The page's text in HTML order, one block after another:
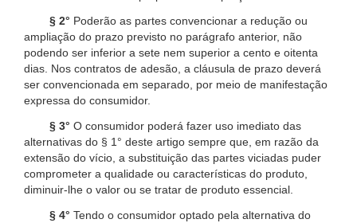
§ 2° Poderão as partes convencionar a redução ou
ampliação do prazo previsto no parágrafo anterior, não
podendo ser inferior a sete nem superior a cento e oitenta
dias. Nos contratos de adesão, a cláusula de prazo deverá
ser convencionada em separado, por meio de manifestação
expressa do consumidor.
§ 3° O consumidor poderá fazer uso imediato das
alternativas do § 1° deste artigo sempre que, em razão da
extensão do vício, a substituição das partes viciadas puder
comprometer a qualidade ou características do produto,
diminuir-lhe o valor ou se tratar de produto essencial.
§ 4° Tendo o consumidor optado pela alternativa do